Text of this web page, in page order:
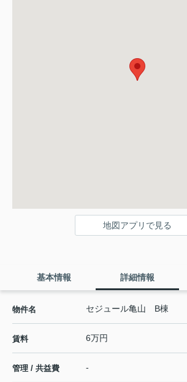
地図アプリで見る
基本情報 詳細情報
物件名 セジュール亀山 B棟
賃料 6万円
管理 / 共益費 -